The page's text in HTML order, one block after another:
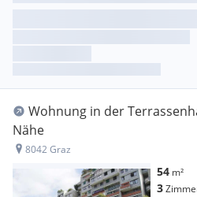
Wohnung in der
Nähe
8042 Graz
54 m²
3